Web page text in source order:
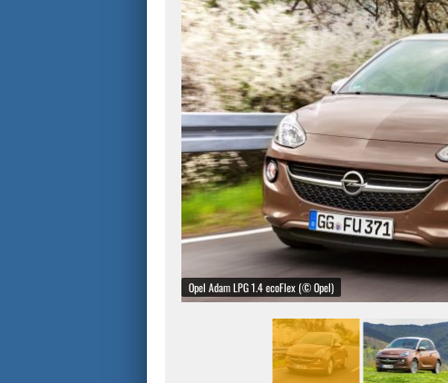
Opel Adam LPG 1.4 ecoFlex (© Opel)